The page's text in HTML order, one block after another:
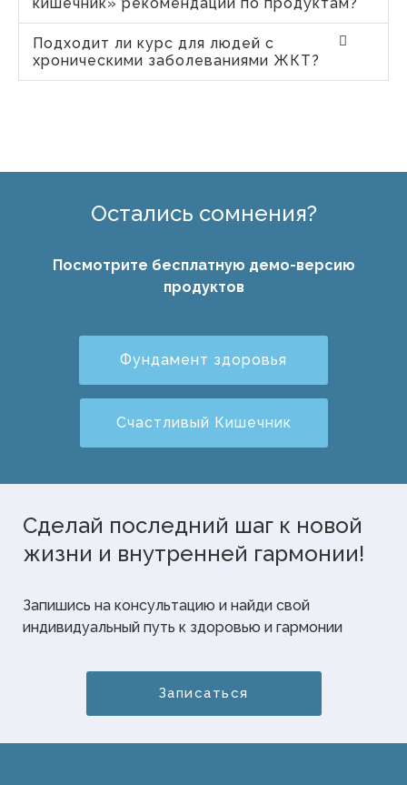
кишечник» рекомендации по продуктам?
Подходит ли курс для людей с
хроническими заболеваниями ЖКТ?
Остались сомнения?
Посмотрите бесплатную демо-версию
продуктов
Фундамент здоровья
Счастливый Кишечник
Сделай последний шаг к новой
жизни и внутренней гармонии!
Запишись на консультацию и найди свой
индивидуальный путь к здоровью и гармонии
Записаться